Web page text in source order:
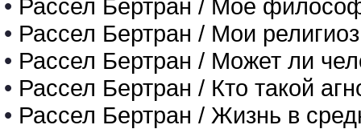
• Рассел Бертран / Мое
• Рассел Бертран / Мои
• Рассел Бертран / Может ли
• Рассел Бертран / Кто такой
• Рассел Бертран / Жизнь в